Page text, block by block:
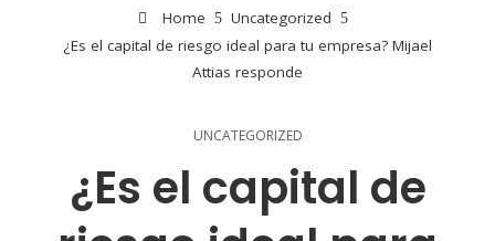
Home
Uncategorized
¿Es el capital de riesgo ideal para tu empresa? Mijael
Attias responde
UNCATEGORIZED
¿Es el capital de